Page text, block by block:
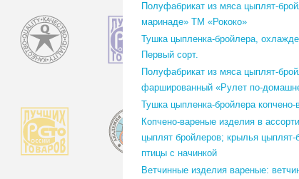
Полуфабрикат из мяса цыплят-
маринаде» ТМ «Рококо»
Тушка цыпленка-бройлера,
Первый сорт.
Полуфабрикат из мяса цыплят-
фаршированный «Рулет по-
Тушка цыпленка-бройлера копчено-
Копчено-вареные изделия в
цыплят бройлеров; крылья
птицы с начинкой
Ветчинные изделия вареные: